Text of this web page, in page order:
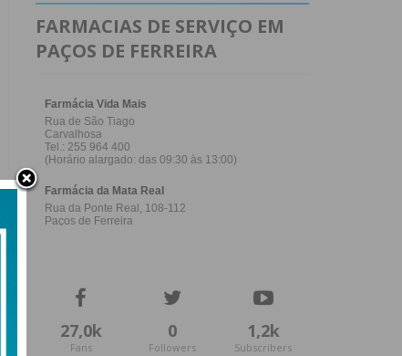
FARMACIAS DE SERVIÇO EM
PAÇOS DE FERREIRA
27,0k
Fans
0
Followers
1,2k
Subscribers